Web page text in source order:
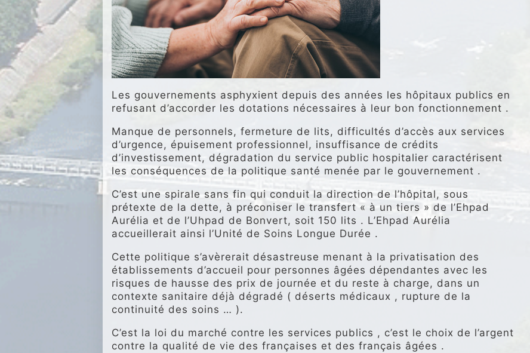
Les gouvernements asphyxient depuis des années les hôpitaux publics en
refusant d’accorder les dotations nécessaires à leur bon fonctionnement .
Manque de personnels, fermeture de lits, difficultés d’accès aux services
d’urgence, épuisement professionnel, insuffisance de crédits
d’investissement, dégradation du service public hospitalier caractérisent
les conséquences de la politique santé menée par le gouvernement .
C’est une spirale sans fin qui conduit la direction de l’hôpital, sous
prétexte de la dette, à préconiser le transfert « à un tiers » de l’Ehpad
Aurélia et de l’Uhpad de Bonvert, soit 150 lits . L’Ehpad Aurélia
accueillerait ainsi l’Unité de Soins Longue Durée .
Cette politique s’avèrerait désastreuse menant à la privatisation des
établissements d’accueil pour personnes âgées dépendantes avec les
risques de hausse des prix de journée et du reste à charge, dans un
contexte sanitaire déjà dégradé ( déserts médicaux , rupture de la
continuité des soins … ).
C’est la loi du marché contre les services publics , c’est le choix de l’argent
contre la qualité de vie des françaises et des français âgées .